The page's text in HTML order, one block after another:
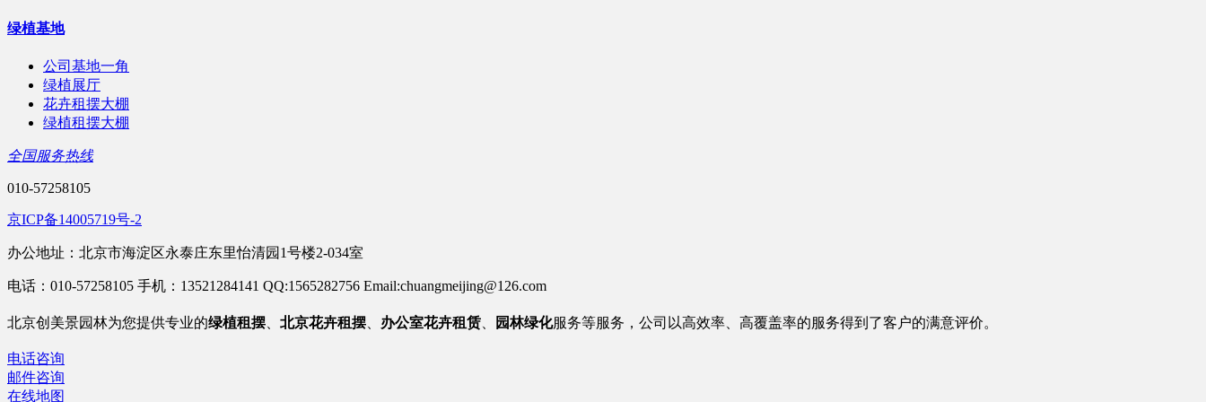
绿植基地
公司基地一角
绿植展厅
花卉租摆大棚
绿植租摆大棚
全国服务热线
010-57258105
京ICP备14005719号-2
办公地址：北京市海淀区永泰庄东里怡清园1号楼2-034室
电话：010-57258105 手机：13521284141 QQ:1565282756 Email:chuangmeijing@126.com
北京创美景园林为您提供专业的绿植租摆 北京花卉租摆 办公室花卉租赁 园林绿化服务等服务 ，公司以高效率、高覆盖率的服务得到了客户的满意评价。
电话咨询
邮件咨询
在线地图